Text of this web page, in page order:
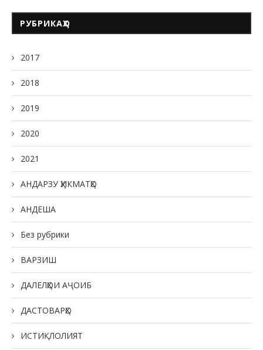
РУБРИКАҲО
2017
2018
2019
2020
2021
АНДАРЗУ ҲИКМАТҲО
АНДЕША
Без рубрики
ВАРЗИШ
ДАЛЕЛҲОИ АҶОИБ
ДАСТОВАРҲО
ИСТИҚЛОЛИЯТ